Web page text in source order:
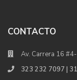
CONTACTO
Av. Carrera 16
323 232 7097 |